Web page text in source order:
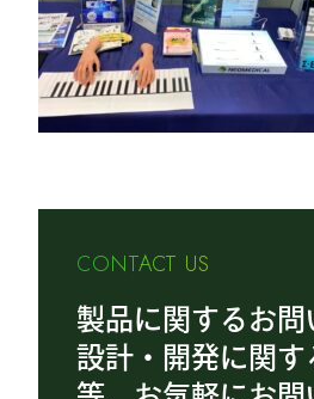
CONTACT US
製品に関するお問
設計・開発に関す